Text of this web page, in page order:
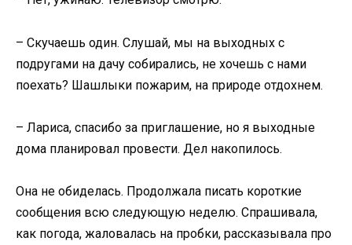
– Скучаешь один. Слушай, мы на выходных с
подругами на дачу собирались, не хочешь с нами
поехать? Шашлыки пожарим, на природе отдохнем.
– Лариса, спасибо за приглашение, но я выходные
дома планировал провести. Дел накопилось.
Она не обиделась. Продолжала писать короткие
сообщения всю следующую неделю. Спрашивала,
как погода, жаловалась на пробки, рассказывала про